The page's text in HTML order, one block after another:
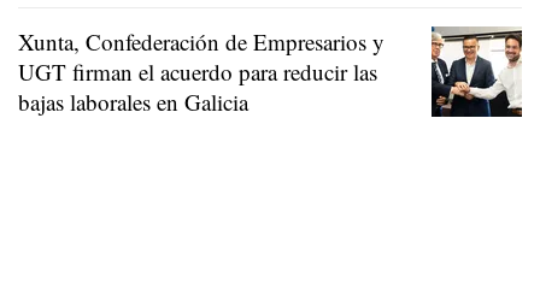
Xunta, Confederación de Empresarios y
UGT firman el acuerdo para reducir las
bajas laborales en Galicia